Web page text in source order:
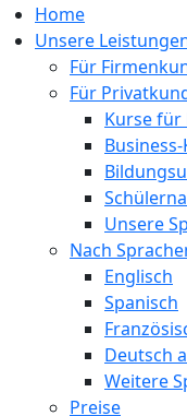
Home
Unsere
Für
Für
Kurse für
Unsere
Nach
Englisch
Spanisch
Deutsch
Weitere
Preise